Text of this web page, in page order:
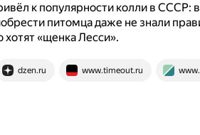
к популярности колли в СССР:
питомца даже не знали
«щенка Лесси».
dzen.ru www.timeout.ru